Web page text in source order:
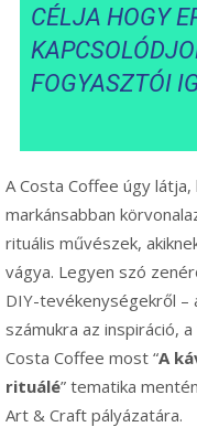
CÉLJA HOGY
FOGYASZTÓI
A Costa Coffee úgy
markánsabban
rituális művészek,
vágya. Legyen szó
DIY-tevékenységekről
számukra az inspiráció,
Costa Coffee most “A
rituálé” tematika
Art & Craft pályázatára.